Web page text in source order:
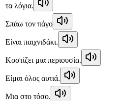
τα λόγια.
Σπάω τον πάγο
Είναι παιχνιδάκι.
Κοστίζει μια περιουσία.
Είμαι όλος αυτιά.
Μια στο τόσο.